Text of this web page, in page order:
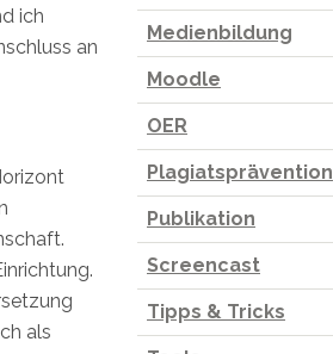
ich
an
als
Medienbildung
Moodle
OER
Plagiatsprävention
Publikation
Screencast
Tipps & Tricks